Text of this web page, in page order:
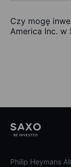
Czy mogę
America Inc. w
Philip Heymans